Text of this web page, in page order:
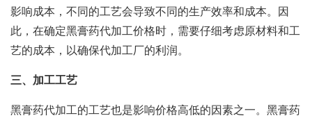
影响成本，不同的工艺会导致不同的生产效率和成本。因
此，在确定黑膏药代加工价格时，需要仔细考虑原材料和工
艺的成本，以确保代加工厂的利润。
三、加工工艺
黑膏药代加工的工艺也是影响价格高低的因素之一。黑膏药